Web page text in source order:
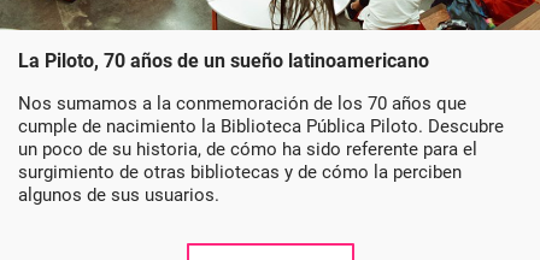
La Piloto, 70 años de un sueño latinoamericano
Nos sumamos a la conmemoración de los 70 años que
cumple de nacimiento la Biblioteca Pública Piloto. Descubre
un poco de su historia, de cómo ha sido referente para el
surgimiento de otras bibliotecas y de cómo la perciben
algunos de sus usuarios.